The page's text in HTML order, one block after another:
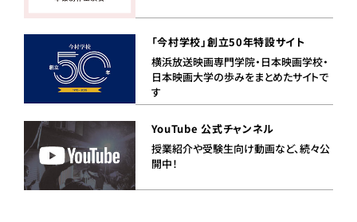
「今村学校」創立50年特設サイト
横浜放送映画専門学院・日本映画学校・
日本映画大学の歩みをまとめたサイトで
す
YouTube 公式チャンネル
授業紹介や受験生向け動画など、続々公
開中！